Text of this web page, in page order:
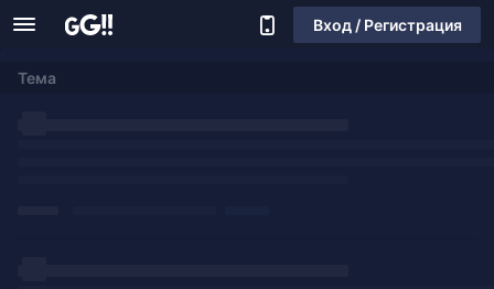
Вход / Регистрация
Тема